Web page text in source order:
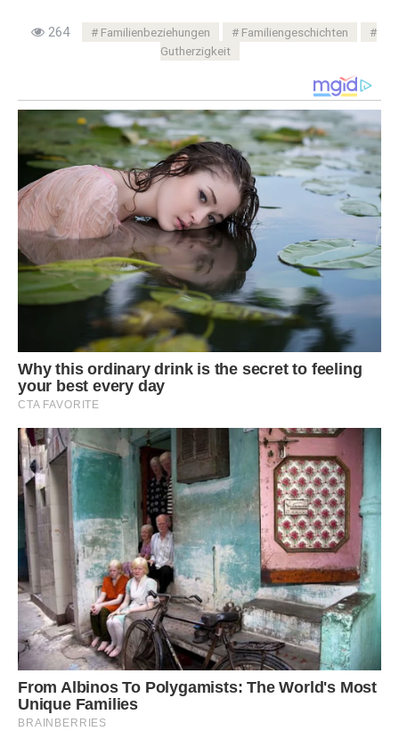
264 Familienbeziehungen
Familiengeschichten
Gutherzigkeit